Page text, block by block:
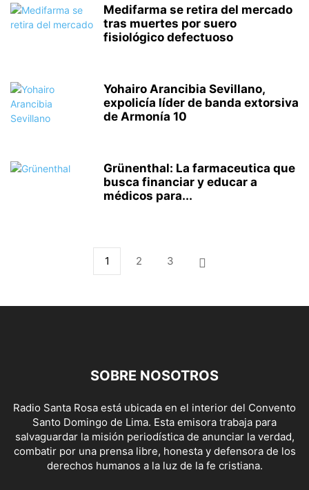
Medifarma se retira del mercado
tras muertes por suero
fisiológico defectuoso
Yohairo Arancibia Sevillano,
expolicía líder de banda extorsiva
de Armonía 10
Grünenthal: La farmaceutica que
busca financiar y educar a
médicos para...
1 2 3
SOBRE NOSOTROS
Radio Santa Rosa está ubicada en el interior del Convento
Santo Domingo de Lima. Esta emisora trabaja para
salvaguardar la misión periodística de anunciar la verdad,
combatir por una prensa libre, honesta y defensora de los
derechos humanos a la luz de la fe cristiana.